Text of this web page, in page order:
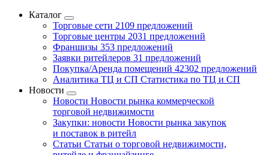
Каталог
Торговые сети 2109 предложений
Торговые центры 2031 предложений
Франшизы 353 предложений
Заявки ритейлеров 31 предложений
Покупка/Аренда помещений 42302 предложений
Аналитика ТЦ и СП Статистика по ТЦ и СП
Новости
Новости Новости рынка коммерческой
торговой недвижимости
Закупки: новости Новости рынка закупок
и поставок в ритейл
Статьи Статьи о торговой недвижимости,